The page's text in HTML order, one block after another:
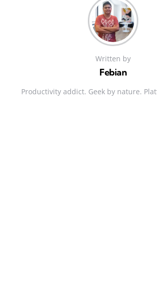
Written by
Febian
Productivity addict. Geek by nature.